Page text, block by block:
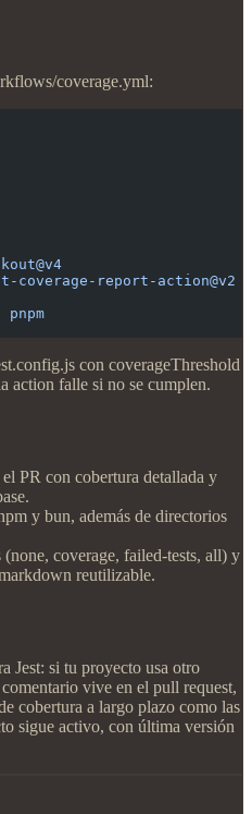
coverage.yml:
coverage-report-action@v2
pnpm
con coverageThreshold
action falle si no se cumplen.
PR con cobertura detallada y
y bun, además de directorios
coverage, failed-tests, all) y
reutilizable.
Jest: si tu proyecto usa otro
vive en el pull request,
cobertura a largo plazo como las
sigue activo, con última versión